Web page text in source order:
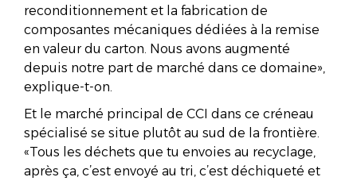
reconditionnement et la fabrication de
composantes mécaniques dédiées à la remise
en valeur du carton. Nous avons augmenté
depuis notre part de marché dans ce domaine»,
explique-t-on.
Et le marché principal de CCI dans ce créneau
spécialisé se situe plutôt au sud de la frontière.
«Tous les déchets que tu envoies au recyclage,
après ça, c’est envoyé au tri, c’est déchiqueté et